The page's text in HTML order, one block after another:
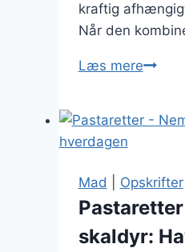
kraftig
Når den
Læs mere
til
Mad
Opskrifter
skaldyr: